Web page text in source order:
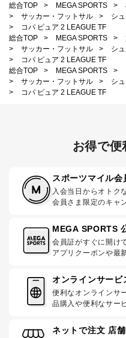
総合TOP > MEGA SPORTS >
>
サッカー・フットサル > シ
>
コパ ピュア 2 LEAGUE TF
総合TOP
> MEGA SPORTS >
>
サッカー・フットサル > シ
>
コパ ピュア 2 LEAGUE TF
総合TOP
> MEGA SPORTS >
>
サッカー・フットサル > シ
>
コパ ピュア 2 LEAGUE TF
お得で便
スポーツマイル会
入会当日からオトク
会員さま限定のキャ
MEGA SPORTS
会員証がすぐに開け
アプリクーポンや最
オンラインサービ
便利なオンラインサ
品購入や便利なサー
ネットで注文 店